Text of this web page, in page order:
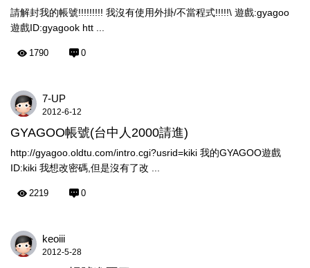
請解封我的帳號!!!!!!!!! 我沒有使用外掛/不當程式!!!!!\ 遊戲:gyagoo
遊戲ID:gyagook htt ...
1790 0
7-UP
2012-6-12
GYAGOO帳號(台中人2000請進)
http://gyagoo.oldtu.com/intro.cgi?usrid=kiki 我的GYAGOO遊戲
ID:kiki 我想改密碼,但是沒有了改 ...
2219 0
keoiii
2012-5-28